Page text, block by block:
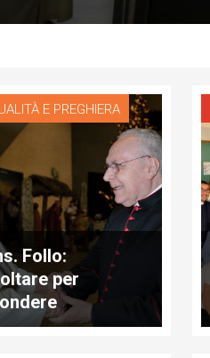
E PREGHIERA
Follo:
per